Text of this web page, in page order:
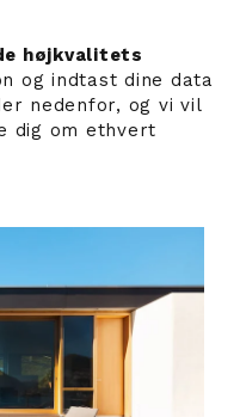
højkvalitets
og indtast dine data
nedenfor, og vi vil
dig om ethvert